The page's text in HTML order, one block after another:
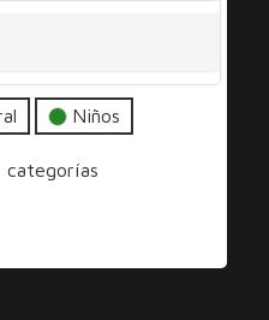
Niños
categorías